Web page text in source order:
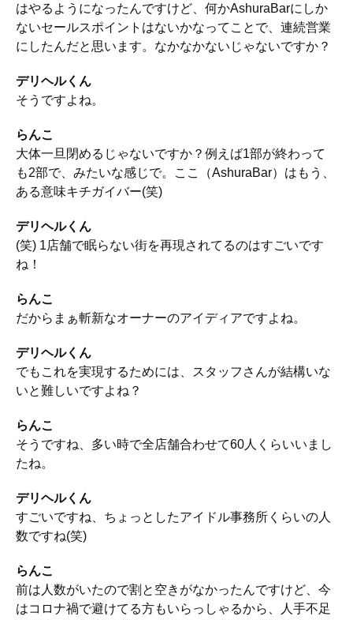
はやるようになったんですけど、何かAshuraBarにしか
ないセールスポイントはないかなってことで、連続営業
にしたんだと思います。なかなかないじゃないですか？
デリヘルくん
そうですよね。
らんこ
大体一旦閉めるじゃないですか？例えば1部が終わって
も2部で、みたいな感じで。ここ（AshuraBar）はもう、
ある意味キチガイバー(笑)
デリヘルくん
(笑) 1店舗で眠らない街を再現されてるのはすごいです
ね！
らんこ
だからまぁ斬新なオーナーのアイディアですよね。
デリヘルくん
でもこれを実現するためには、スタッフさんが結構いな
いと難しいですよね？
らんこ
そうですね、多い時で全店舗合わせて60人くらいいまし
たね。
デリヘルくん
すごいですね、ちょっとしたアイドル事務所くらいの人
数ですね(笑)
らんこ
前は人数がいたので割と空きがなかったんですけど、今
はコロナ禍で避けてる方もいらっしゃるから、人手不足